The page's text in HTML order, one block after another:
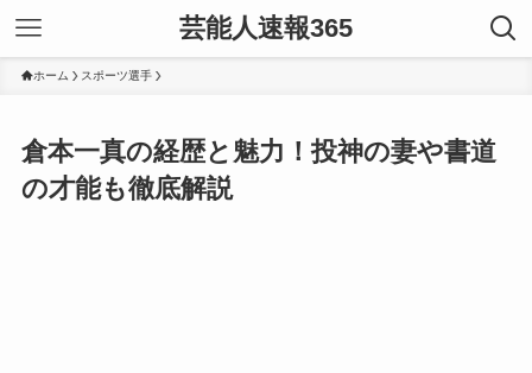
芸能人速報365
ホーム スポーツ選手
倉本一真の経歴と魅力！投神の妻や書道
の才能も徹底解説